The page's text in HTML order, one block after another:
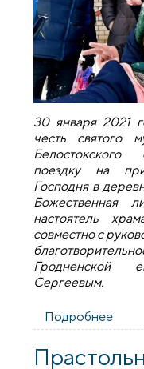
30 января 2021
честь святого
Белостокского
поездку на
Господня в
Божественная
настоятель
совместно с
Гродненской
Сергеевым.
Подробнее